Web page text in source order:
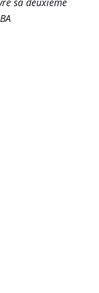
sa deuxième